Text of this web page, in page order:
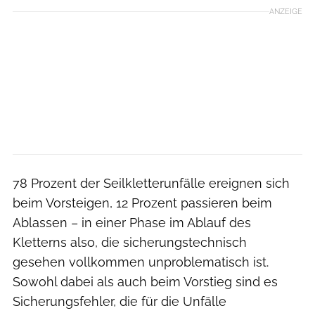
ANZEIGE
78 Prozent der Seilkletterunfälle ereignen sich
beim Vorsteigen, 12 Prozent passieren beim
Ablassen – in einer Phase im Ablauf des
Kletterns also, die sicherungstechnisch
gesehen vollkommen unproblematisch ist.
Sowohl dabei als auch beim Vorstieg sind es
Sicherungsfehler, die für die Unfälle